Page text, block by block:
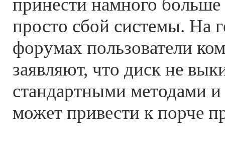
принести намного
просто сбой системы. На
форумах пользователи
заявляют, что диск не
стандартными методами и
может привести к порче